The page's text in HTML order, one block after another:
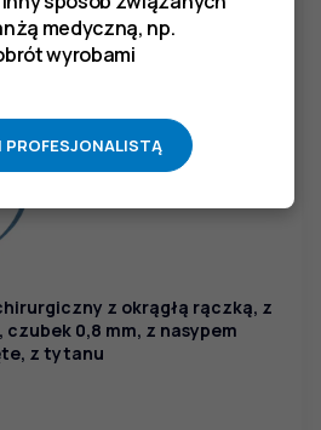
z okrągłą rączką, z
czubek 0,8 mm, z nasypem
z tytanu
medyczną, np.
wyrobami
PROFESJONALISTĄ